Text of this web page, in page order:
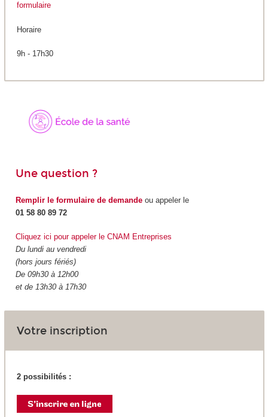
formulaire
Horaire
9h - 17h30
Une question ?
Remplir le formulaire de demandeou appeler le
01 58 80 89 72
Cliquez ici pour appeler le CNAM Entreprises
Du lundi au vendredi
(hors jours fériés)
De 09h30 à 12h00
et de 13h30 à 17h30
Votre inscription
2 possibilités :